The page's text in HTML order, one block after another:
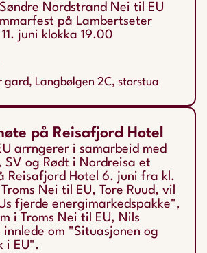
Nordstrand Nei til EU
på Lambertseter
juni klokka 19.00
gard, Langbølgen 2C, storstua
på Reisafjord Hotel
arrngerer i samarbeid med
og Rødt i Nordreisa et
Reisafjord Hotel 6. juni fra kl.
Nei til EU, Tore Ruud, vil
fjerde energimarkedspakke",
i Troms Nei til EU, Nils
om "Situasjonen og
i EU".